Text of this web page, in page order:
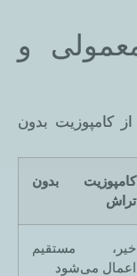
و
کامپوزیت بدون
کامپوزیت بدون
تراش
خیر، مستقیم
اعمال می‌شود